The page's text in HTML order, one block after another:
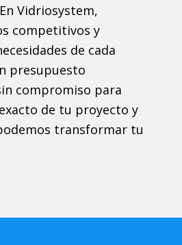
Vidriosystem,
competitivos y
de cada
presupuesto
compromiso para
de tu proyecto y
transformar tu